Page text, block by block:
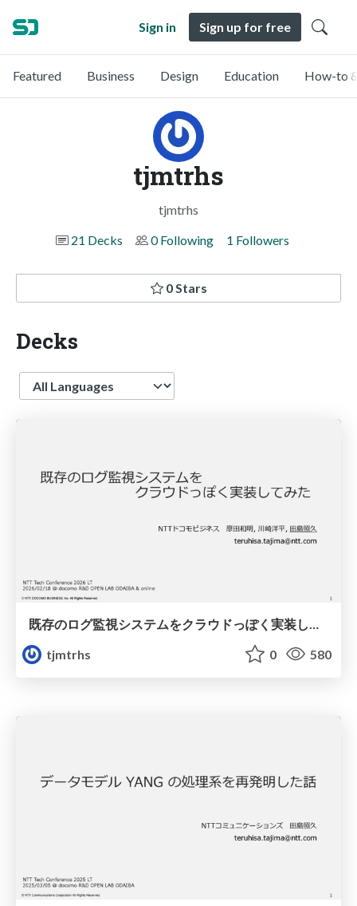
Sign in Sign up for free
Featured Business Design Education How-to
tjmtrhs
tjmtrhs
21 Decks
0 Following 1 Followers
0 Stars
Decks
Language
tjmtrhs
0 580